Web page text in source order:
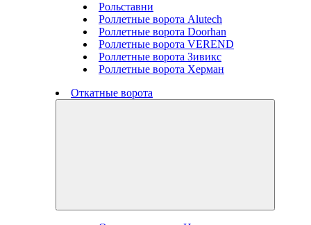
Рольставни
Роллетные ворота Alutech
Роллетные ворота Doorhan
Роллетные ворота VEREND
Роллетные ворота Зивикс
Роллетные ворота Херман
Откатные ворота